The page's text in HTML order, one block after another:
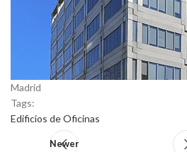
Madrid
Tags:
Edificios de Oficinas
Newer